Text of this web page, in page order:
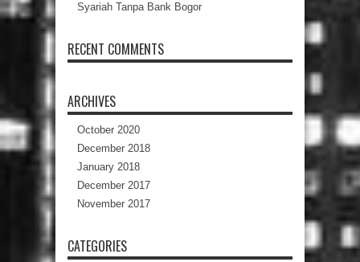
Syariah Tanpa Bank Bogor
RECENT COMMENTS
ARCHIVES
October 2020
December 2018
January 2018
December 2017
November 2017
CATEGORIES